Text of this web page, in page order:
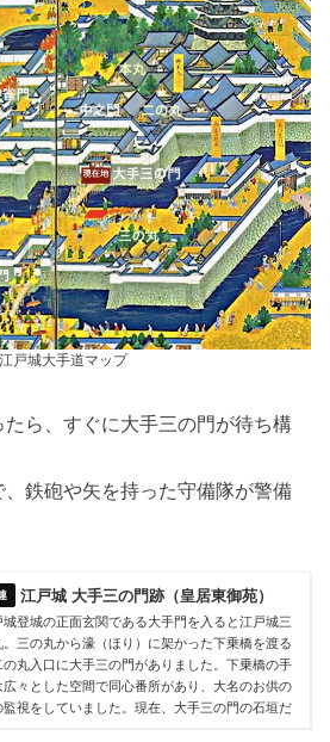
江戸城大手道マップ
ら、すぐに大手三の門が待ち構
鉄砲や矢を持った守備隊が警備
江戸城 大手三の門跡（皇居東御苑）
城登城の正面玄関である大手門を入ると江戸城三
。三の丸から濠（ほり）に架かった下乗橋を渡る
の丸入口に大手三の門がありました。下乗橋の手
広々とした空間で同心番所があり、大名のお供の
監視をしていました。現在、大手三の門の石垣だ